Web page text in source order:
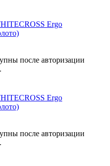
Ergo
после авторизации
Ergo
после авторизации